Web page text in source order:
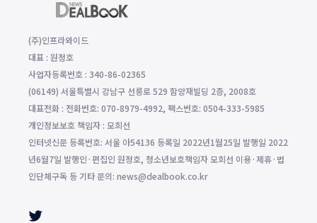
(주)인프라와이드
대표 : 원정호
사업자등록번호 : 340-86-02365
(06149) 서울특별시 강남구 선릉로 529 함양재빌딩 2층, 2008호
대표전화 : 전화번호: 070-8979-4992, 팩스번호: 0504-333-5985
개인정보보호 책임자 : 모희선
인터넷신문 등록번호: 서울 아54136 등록일 2022년1월25일 발행일 2022
년6월7일 발행인·편집인 원정호, 청소년보호책임자 모희선 이용·제휴·법
인단체구독 등 기타 문의: news@dealbook.co.kr